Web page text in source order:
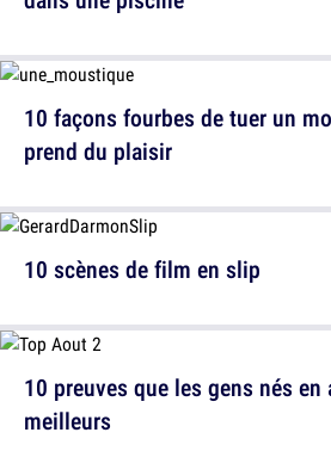
10 façons fourbes de tuer un
prend du plaisir
10 preuves que les gens nés
meilleurs
10 scènes de film en slip